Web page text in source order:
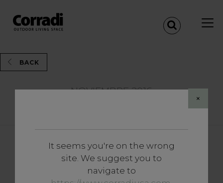
×
It seems you're on the wrong
site. We suggest you to
navigate to
BACK
NOVIEMBRE 2016
MADRID: UNA CÁLIDA